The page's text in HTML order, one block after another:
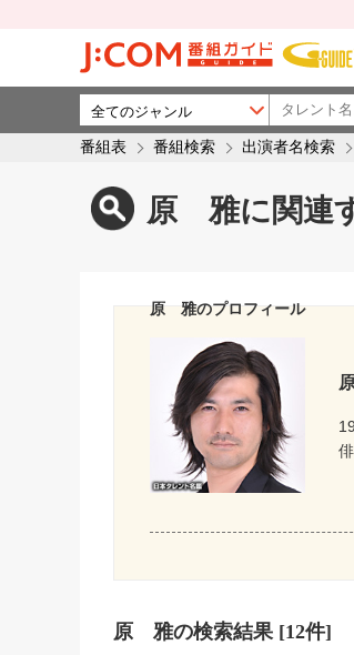
番組表 番組検索 出演者名検索
原 雅に関連
原 雅のプロフィール
原 雅の検索結果 [12件]